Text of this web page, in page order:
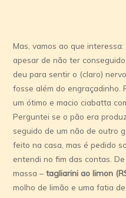
Mas, vamos ao que
apesar de não ter
deu para sentir o (claro)
fosse além do engraçadinho.
um ótimo e macio ciabatta
Perguntei se o pão era
seguido de um não de outro
feito na casa, mas é pedido
entendi no fim das contas.
massa –tagliarini ao limon
molho de limão e uma fatia